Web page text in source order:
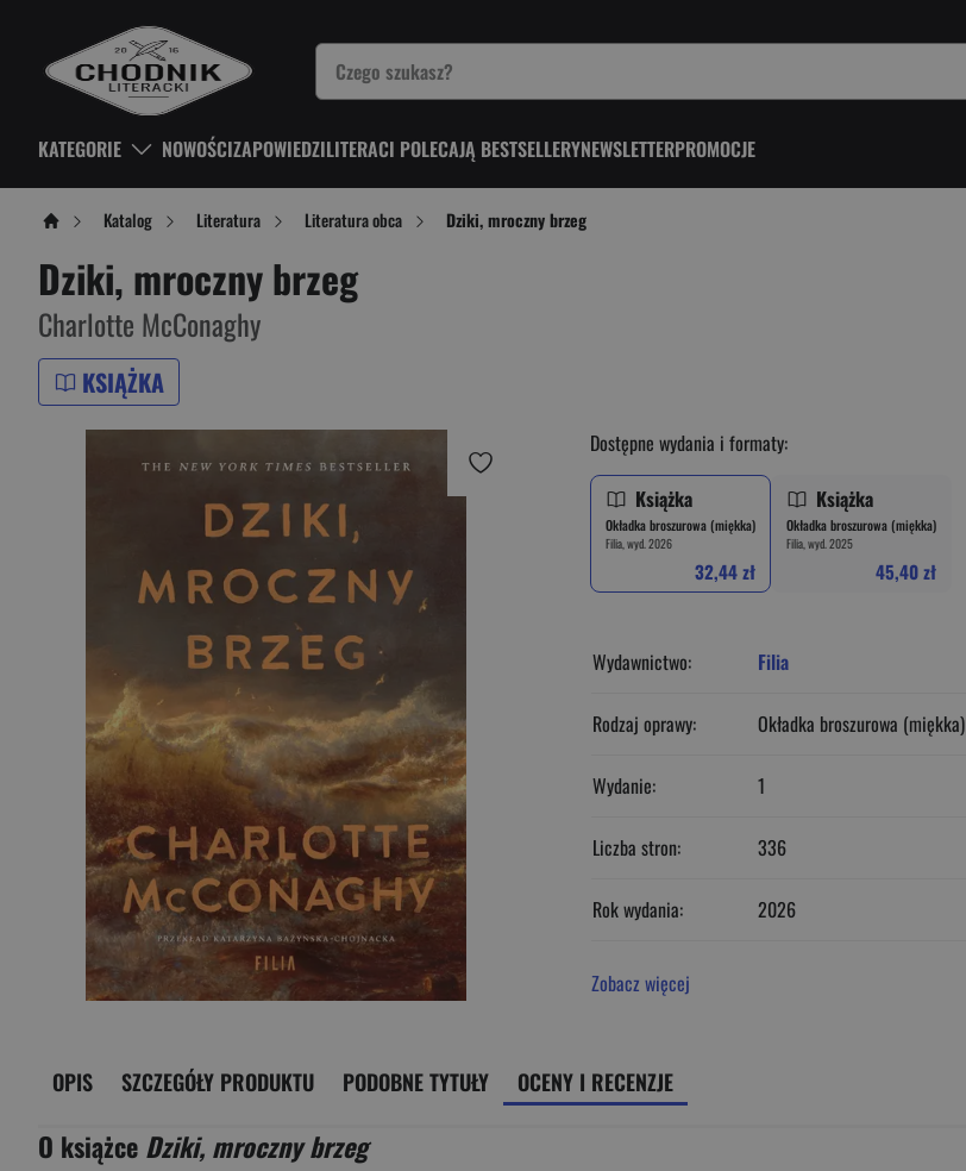
KATEGORIE NOWOŚCIZAPOWIEDZILITERACI POLECAJĄ BESTSELLERYNEWSLETTERPROMOCJE
Katalog Literatura Literatura obca Dziki, mroczny brzeg
Dziki, mroczny brzeg
Charlotte McConaghy
KSIĄŻKA
Dostępne wydania i formaty:
Książka
Okładka broszurowa (miękka)
Filia, wyd. 2026
32,44 zł
Książka
Okładka broszurowa (miękka)
Filia, wyd. 2025
45,40 zł
Wydawnictwo: Filia
Rodzaj oprawy: Okładka broszurowa (miękka)
Wydanie: 1
Liczba stron: 336
Rok wydania: 2026
Zobacz więcej
OPIS SZCZEGÓŁY PRODUKTU PODOBNE TYTUŁY OCENY I RECENZJE
O książce Dziki, mroczny brzeg